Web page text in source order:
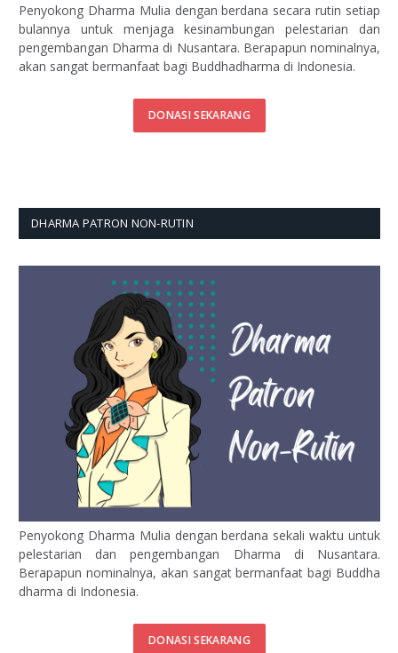
Penyokong Dharma Mulia dengan berdana secara rutin setiap
bulannya untuk menjaga kesinambungan pelestarian dan
pengembangan Dharma di Nusantara. Berapapun nominalnya,
akan sangat bermanfaat bagi Buddhadharma di Indonesia.
DONASI SEKARANG
DHARMA PATRON NON-RUTIN
Penyokong Dharma Mulia dengan berdana sekali waktu untuk
pelestarian dan pengembangan Dharma di Nusantara.
Berapapun nominalnya, akan sangat bermanfaat bagi Buddha
dharma di Indonesia.
DONASI SEKARANG